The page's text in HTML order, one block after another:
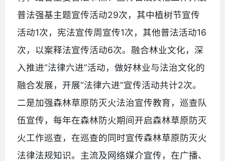
普法强基主题宣传活动29次，其中植树节宣传
活动1次，宪法宣传周宣传1次，其他普法活动16
次，以案释法宣传活动6次。融合林业文化，深
入推进“法律六进”活动，做好林业与法治文化的
融合发展，开展“法律六进”宣传活动共计2次。
二是加强森林草原防灭火法治宣传教育，巡查队
伍宣传，每年在森林防火期间开启森林草原防灭
火工作巡查，在巡查的同时宣传森林草原防灭火
法律法规知识。主流及网络媒介宣传，在广播、